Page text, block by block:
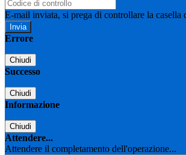
E-mail inviata, si prega di controllare la casella
Errore
Chiudi
Successo
Chiudi
Informazione
Chiudi
Attendere...
Attendere il completamento dell'operazione...